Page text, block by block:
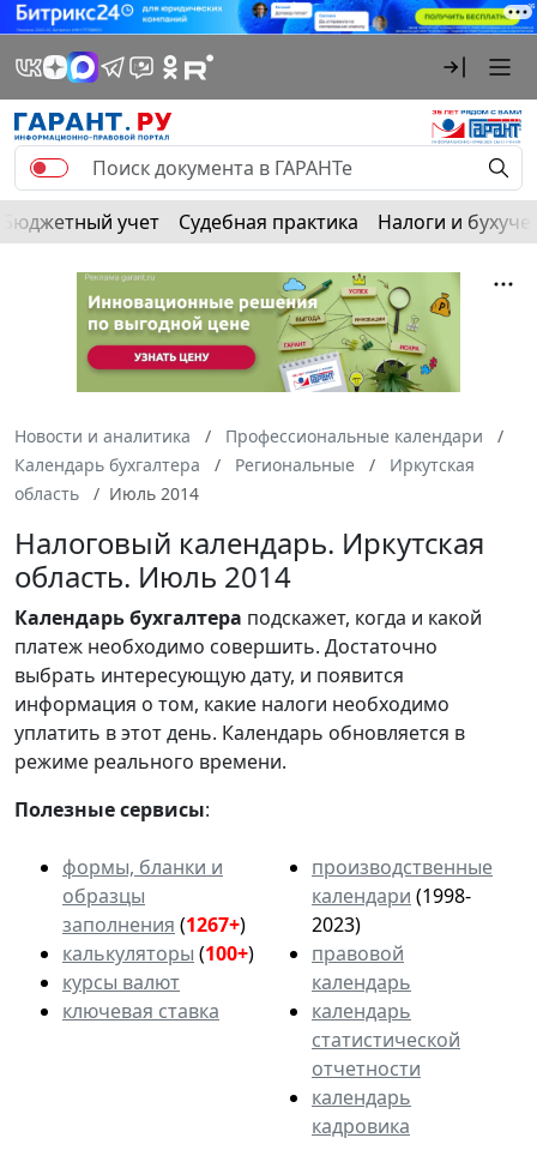
Бюджетный учет Судебная практика Налоги и
Новости и аналитика
Профессиональные календари
Календарь бухгалтера
Региональные
Иркутская
область
Июль 2014
Налоговый календарь. Иркутская
область. Июль 2014
Календарьбухгалтера подскажет, когда и какой
платеж необходимо совершить. Достаточно
выбрать интересующую дату, и появится
информация о том, какие налоги необходимо
уплатить в этот день. Календарь обновляется в
режиме реального времени.
Полезные сервисы:
формы, бланки и
образцы
заполнения (1267+)
калькуляторы (100+)
курсы валют
ключевая ставка
производственные
календари (1998-
2023)
правовой
календарь
календарь
статистической
отчетности
календарь
кадровика